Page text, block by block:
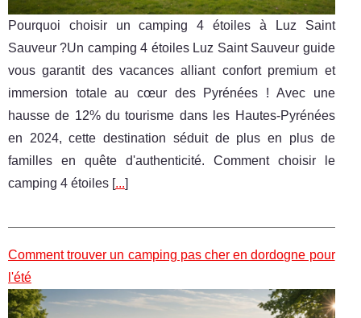
Pourquoi choisir un camping 4 étoiles à Luz Saint
Sauveur ?Un camping 4 étoiles Luz Saint Sauveur guide
vous garantit des vacances alliant confort premium et
immersion totale au cœur des Pyrénées ! Avec une
hausse de 12% du tourisme dans les Hautes-Pyrénées
en 2024, cette destination séduit de plus en plus de
familles en quête d'authenticité. Comment choisir le
camping 4 étoiles [ ...
Comment trouver un camping pas cher en dordogne pour
l'été